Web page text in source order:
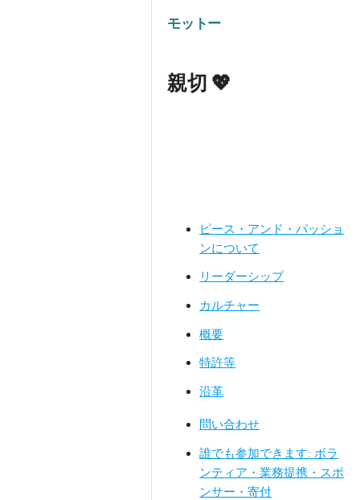
モットー
親切 💖
ピース・アンド・パッショ
ンについて
リーダーシップ
カルチャー
概要
特許等
沿革
問い合わせ
誰でも参加できます: ボラ
ンティア・業務提携・スポ
ンサー・寄付